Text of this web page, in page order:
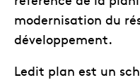
modernisation du
développement.
Ledit plan est un